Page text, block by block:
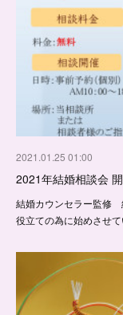
2021.01.25 01:00
2021年結婚相談会 開
結婚カウンセラー監修
役立ての為に始めさせ